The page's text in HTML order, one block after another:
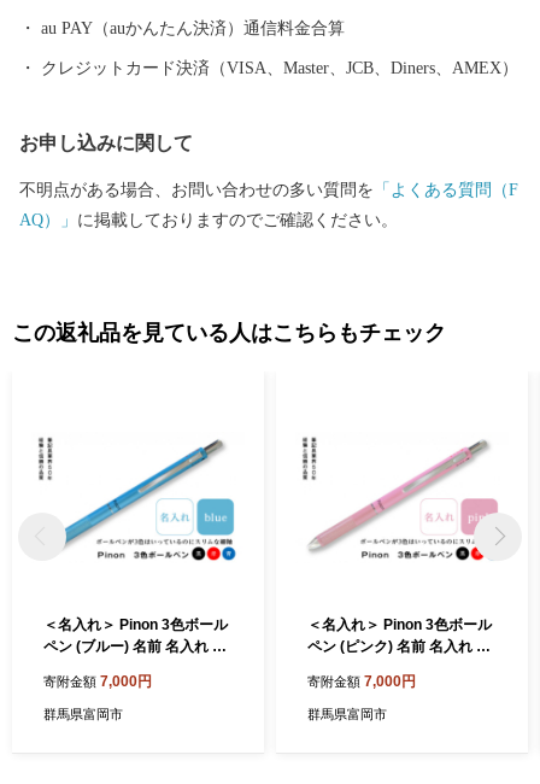
au PAY（auかんたん決済）通信料金合算
クレジットカード決済（VISA、Master、JCB、Diners、AMEX）
お申し込みに関して
不明点がある場合、お問い合わせの多い質問を 「よくある質問（F
AQ）」 に掲載しておりますのでご確認ください。
この返礼品を見ている人はこちらもチェック
＜名入れ＞ Pinon 3色ボール
ペン (ブルー) 名前 名入れ 3
ルー 青 細軸 ペン 文房具 贈
り物 ギフト F20E-522
寄附金額 7,000円
群馬県富岡市
＜名入れ＞ Pinon 3色ボール
ペン (ピンク) 名前 名入れ 3
ンク 細軸 ペン 文房具 贈り物
ギフト F20E-523
寄附金額 7,000円
群馬県富岡市